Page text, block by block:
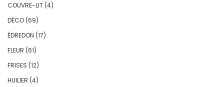
COUVRE-LIT (4)
DÉCO (69)
ÉDREDON (17)
FLEUR (61)
FRISES (12)
HUILIER (4)